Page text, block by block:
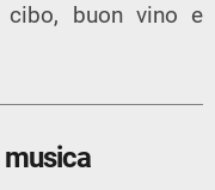
cibo, buon vino e
musica